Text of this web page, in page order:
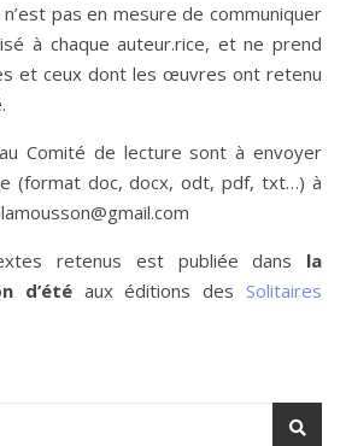
pas en mesure de communiquer
à chaque auteur.rice, et ne prend
et ceux dont les œuvres ont retenu
Comité de lecture sont à envoyer
(format doc, docx, odt, pdf, txt…) à
retenus est publiée dans la
d’étéaux éditions desSolitaires